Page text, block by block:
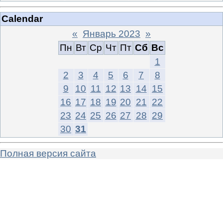
Calendar
« Январь 2023 »
Пн Вт Ср Чт Пт Сб Вс
1
2
3 4 5 6 7
8
9
10 11 12 13 14 15
16 17 18 19 20 21 22
23 24 25 26 27 28 29
30 31
Полная версия сайта